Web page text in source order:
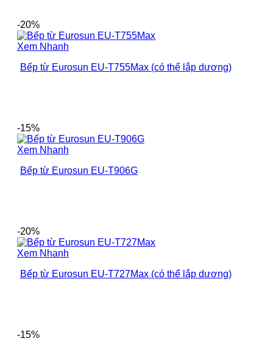
-20%
Xem Nhanh
Bếp từ Eurosun EU-T755Max (có thể lắp dương)
-15%
Xem Nhanh
Bếp từ Eurosun EU-T906G
-20%
Xem Nhanh
Bếp từ Eurosun EU-T727Max (có thể lắp dương)
-15%